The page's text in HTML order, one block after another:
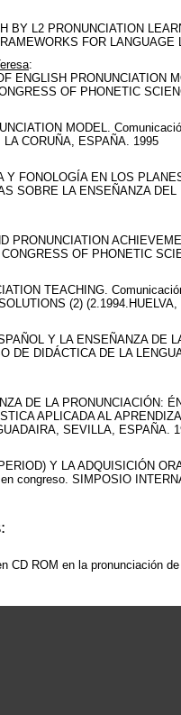
BY L2 PRONUNCIATION
FOR
:
ENGLISH PRONUNCIATION
OF PHONETIC
MODEL.
CORUÑA, ESPAÑA. 1995
Y FONOLOGÍA EN LOS
SOBRE LA ENSEÑANZA
PRONUNCIATION
OF PHONETIC
TEACHING.
(2)
Y LA ENSEÑANZA DE
DE DIDÁCTICA DE LA
DE LA PRONUNCIACIÓN:
APLICADA AL
SEVILLA, ESPAÑA.
Y LA ADQUISICIÓN
congreso. SIMPOSIO
CD ROM en la pronunciación